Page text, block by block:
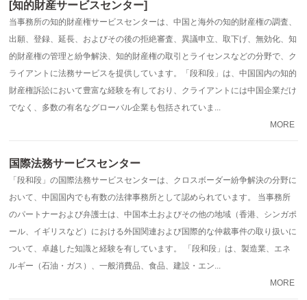
[知的財産サービスセンター]
当事務所の知的財産権サービスセンターは、中国と海外の知的財産権の調査、
出願、登録、延長、およびその後の拒絶審査、異議申立、取下げ、無効化、知
的財産権の管理と紛争解決、知的財産権の取引とライセンスなどの分野で、ク
ライアントに法務サービスを提供しています。「段和段」は、中国国内の知的
財産権訴訟において豊富な経験を有しており、クライアントには中国企業だけ
でなく、多数の有名なグローバル企業も包括されていま...
MORE
国際法務サービスセンター
「段和段」の国際法務サービスセンターは、クロスボーダー紛争解決の分野に
おいて、中国国内でも有数の法律事務所として認められています。 当事務所
のパートナーおよび弁護士は、中国本土およびその他の地域（香港、シンガポ
ール、イギリスなど）における外国関連および国際的な仲裁事件の取り扱いに
ついて、卓越した知識と経験を有しています。 「段和段」は、製造業、エネ
ルギー（石油・ガス）、一般消費品、食品、建設・エン...
MORE